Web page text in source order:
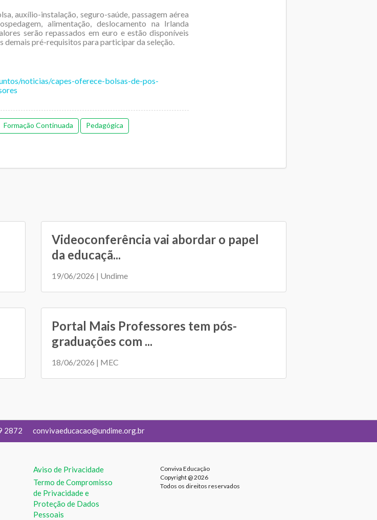
auxílio-instalação, seguro-saúde, passagem aérea
alimentação, deslocamento na Irlanda
serão repassados em euro e estão disponíveis
demais pré-requisitos para participar da seleção.
noticias/capes-oferece-bolsas-de-pos-
Formação Continuada Pedagógica
Videoconferência vai abordar o papel
da educaçã...
19/06/2026 | Undime
Portal Mais Professores tem pós-
graduações com ...
18/06/2026 | MEC
2872 convivaeducacao@undime.org.br
Aviso de Privacidade
Termo de Compromisso
de Privacidade e
Proteção de Dados
Pessoais
Conviva Educação
Copyright @ 2026
Todos os direitos reservados